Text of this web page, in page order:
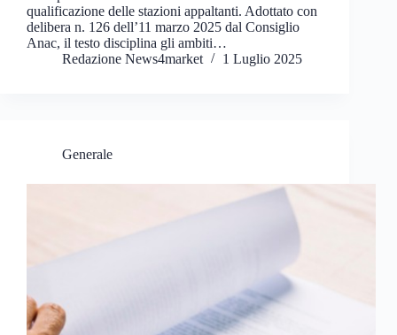
qualificazione delle stazioni appaltanti. Adottato con
delibera n. 126 dell’11 marzo 2025 dal Consiglio
Anac, il testo disciplina gli ambiti…
Redazione News4market
1 Luglio 2025
Generale